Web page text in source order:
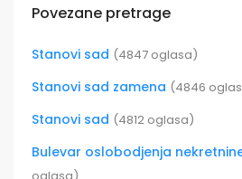
Povezane pretrage
Stanovi sad (4847 oglasa)
Stanovi sad zamena (4846
Stanovi sad (4812 oglasa)
Bulevar oslobodjenja
oglasa)